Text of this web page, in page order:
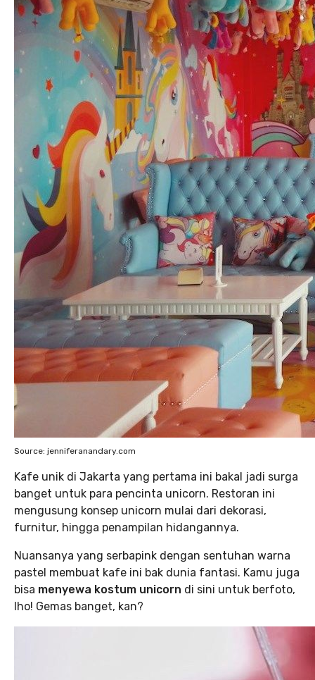
Source: jenniferanandary.com
Kafe unik di Jakarta yang pertama ini bakal jadi surga
banget untuk para pencinta unicorn. Restoran ini
mengusung konsep unicorn mulai dari dekorasi,
furnitur, hingga penampilan hidangannya.
Nuansanya yang serbapink dengan sentuhan warna
pastel membuat kafe ini bak dunia fantasi. Kamu juga
bisa menyewa kostum unicorn di sini untuk berfoto,
lho! Gemas banget, kan?